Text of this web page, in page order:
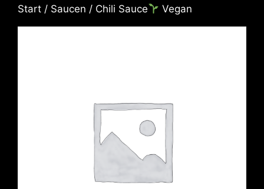
Start / Saucen / Chili Sauce Vegan